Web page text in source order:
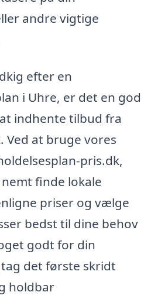
andre vigtige
efter en
i Uhre, er det en god
indhente tilbud fra
Ved at bruge vores
pris.dk,
finde lokale
priser og vælge
bedst til dine behov
godt for din
det første skridt
holdbar